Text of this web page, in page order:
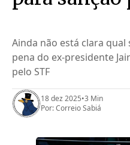
Calcule A Poupança
PARTICIPE
Ainda não está clara
pena do ex-presidente
pelo STF
18 dez 2025•3 Min
Por:Correio Sabiá